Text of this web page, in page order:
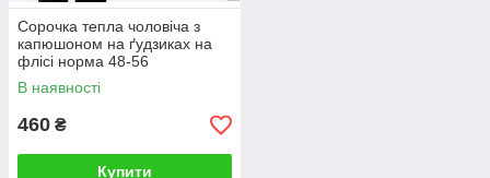
Сорочка тепла чоловіча з
капюшоном на ґудзиках на
флісі норма 48-56
В наявності
460 ₴
Купити